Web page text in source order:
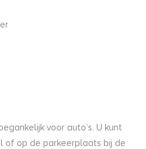
voor auto’s. U kunt
of op de parkeerplaats bij de